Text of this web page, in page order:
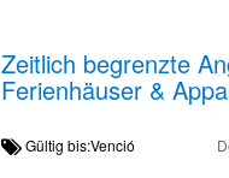
Zeitlich begrenzte
Ferienhäuser &
Gültig bis:Venció